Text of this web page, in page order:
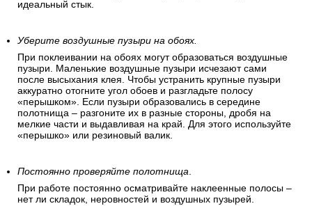
Обойные стыки должны быть хорошо промазаны. Излишек
клея затем выдавливается «перышком» и убирается
губкой. Если вы все сделали верно, то у вас получится
идеальный стык.
Уберите воздушные пузыри на обоях.
При поклеивании на обоях могут образоваться воздушные
пузыри. Маленькие воздушные пузыри исчезают сами
аккуратно отогните угол обоев и разгладьте полосу
«перышком». Если пузыри образовались в середине
полотнища – разгоните их в разные стороны, дробя на
мелкие части и выдавливая на край. Для этого используйте